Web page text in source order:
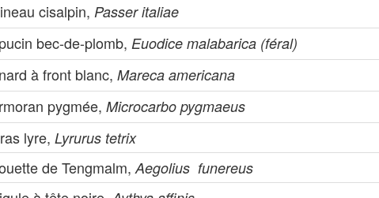
cisalpin, Passer italiae
bec-de-plomb, Euodice malabarica (féral)
à front blanc,Mareca americana
pygmée,Microcarbo pygmaeus
lyre,Lyrurus tetrix
de Tengmalm,Aegolius funereus